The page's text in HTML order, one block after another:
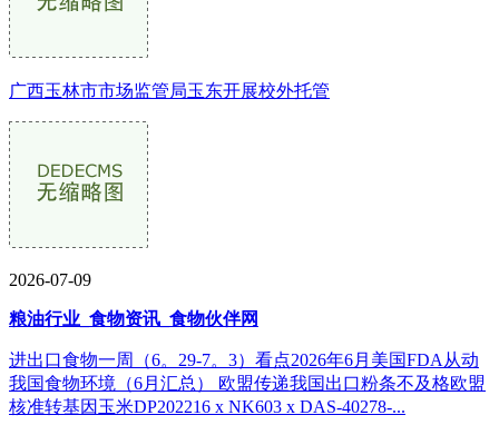
广西玉林市市场监管局玉东开展校外托管
2026-07-09
粮油行业_食物资讯_食物伙伴网
进出口食物一周（6。29-7。3）看点2026年6月美国FDA从动
我国食物环境（6月汇总） 欧盟传递我国出口粉条不及格欧盟
核准转基因玉米DP202216 x NK603 x DAS-40278-...